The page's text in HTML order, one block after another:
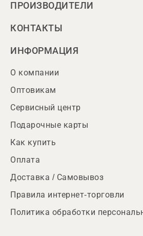
ПРОИЗВОДИТЕЛИ
КОНТАКТЫ
ИНФОРМАЦИЯ
О компании
Оптовикам
Сервисный центр
Подарочные карты
Как купить
Оплата
Доставка / Самовывоз
Правила интернет-торговли
Политика обработки